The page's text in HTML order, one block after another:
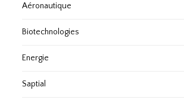
Aéronautique
Biotechnologies
Energie
Saptial